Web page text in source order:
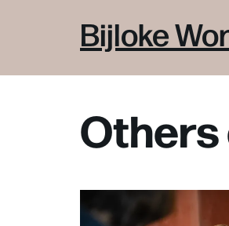
Bijloke
Others